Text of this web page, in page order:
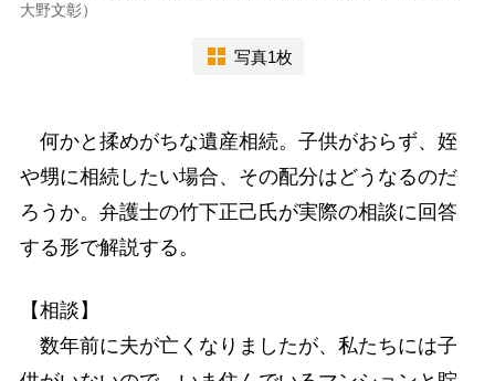
大野文彰）
写真1枚
何かと揉めがちな遺産相続。子供がおらず、姪
や甥に相続したい場合、その配分はどうなるのだ
ろうか。弁護士の竹下正己氏が実際の相談に回答
する形で解説する。
【相談】
数年前に夫が亡くなりましたが、私たちには子